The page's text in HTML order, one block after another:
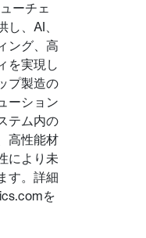
ーチェ
し、AI、
ング、高
を実現し
プ製造の
ーション
テム内の
高性能材
により未
す。詳細
を